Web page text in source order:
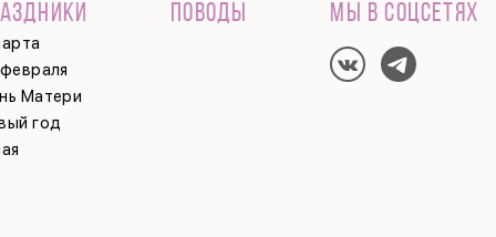
Матери
год
ПОВОДЫ МЫ В СОЦСЕТЯХ